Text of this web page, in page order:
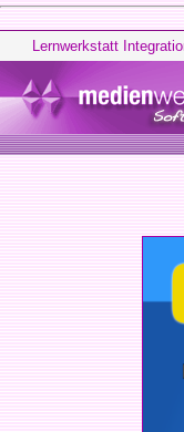
Lernwerkstatt